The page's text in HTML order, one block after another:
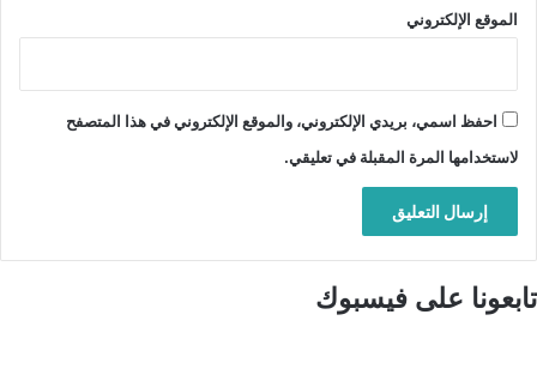
الموقع الإلكتروني
احفظ اسمي، بريدي الإلكتروني، والموقع الإلكتروني في هذا المتصفح
لاستخدامها المرة المقبلة في تعليقي.
تابعونا على فيسبوك